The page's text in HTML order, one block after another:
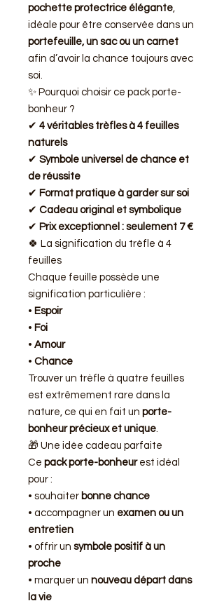
pochette protectrice élégante,
idéale pour être conservée dans un
portefeuille, un sac ou un carnet
afin d’avoir la chance toujours avec
soi.
✨ Pourquoi choisir ce pack porte-
bonheur ?
✔ 4 véritables trèfles à 4 feuilles
naturels
✔ Symbole universel de chance et
de réussite
✔ Format pratique à garder sur soi
✔ Cadeau original et symbolique
✔ Prix exceptionnel : seulement 7 €
🍀 La signification du trèfle à 4
feuilles
Chaque feuille possède une
signification particulière :
• Espoir
• Foi
• Amour
• Chance
Trouver un trèfle à quatre feuilles
est extrêmement rare dans la
nature, ce qui en fait un porte-
bonheur précieux et unique.
🎁 Une idée cadeau parfaite
Ce pack porte-bonheurest idéal
pour :
• souhaiter bonne chance
• accompagner un examen ou un
entretien
• offrir un symbole positif à un
proche
• marquer un nouveau départ dans
la vie